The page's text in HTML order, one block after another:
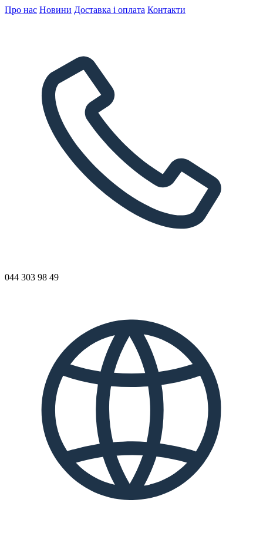
Про нас Новини Доставка і оплата Контакти
044 303 98 49